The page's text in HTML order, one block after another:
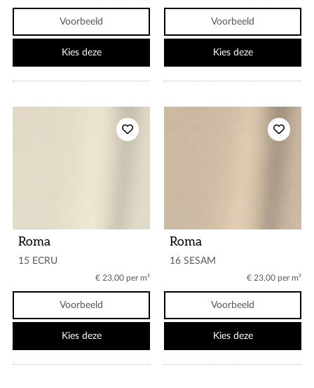
Voorbeeld
Kies deze
Voorbeeld
Kies deze
Roma
15 ECRU
€ 23,00 per m²
Voorbeeld
Kies deze
Roma
16 SESAM
€ 23,00 per m²
Voorbeeld
Kies deze